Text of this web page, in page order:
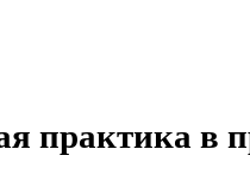
практика в